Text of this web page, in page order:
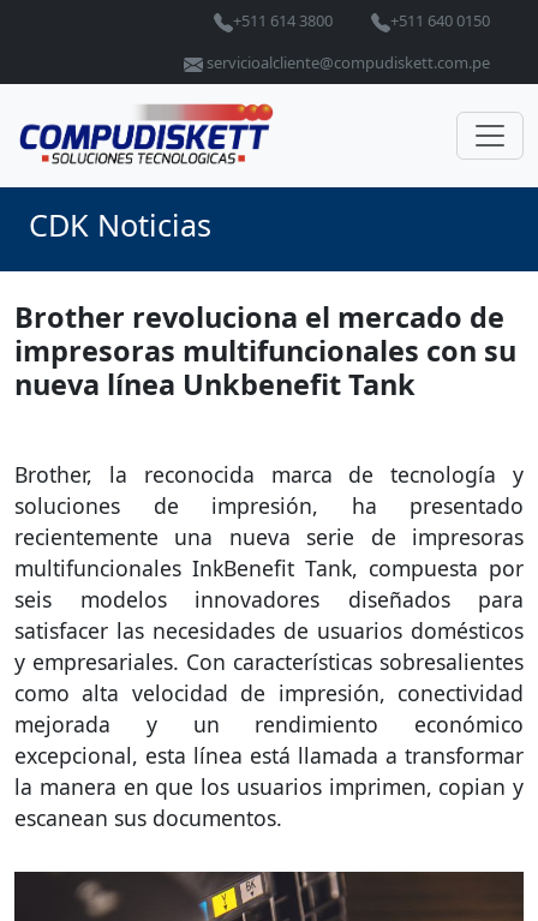
+511 614 3800
+511 640 0150
servicioalcliente@compudiskett.com.pe
CDK Noticias
Brother revoluciona el mercado de
impresoras multifuncionales con su
nueva línea Unkbenefit Tank
Brother, la reconocida marca de tecnología y
soluciones de impresión, ha presentado
recientemente una nueva serie de impresoras
multifuncionales InkBenefit Tank, compuesta por
seis modelos innovadores diseñados para
satisfacer las necesidades de usuarios domésticos
y empresariales. Con características sobresalientes
como alta velocidad de impresión, conectividad
mejorada y un rendimiento económico
excepcional, esta línea está llamada a transformar
la manera en que los usuarios imprimen, copian y
escanean sus documentos.